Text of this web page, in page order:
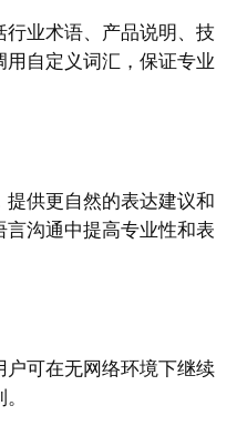
业术语、产品说明、技
自定义词汇，保证专业
供更自然的表达建议和
沟通中提高专业性和表
可在无网络环境下继续